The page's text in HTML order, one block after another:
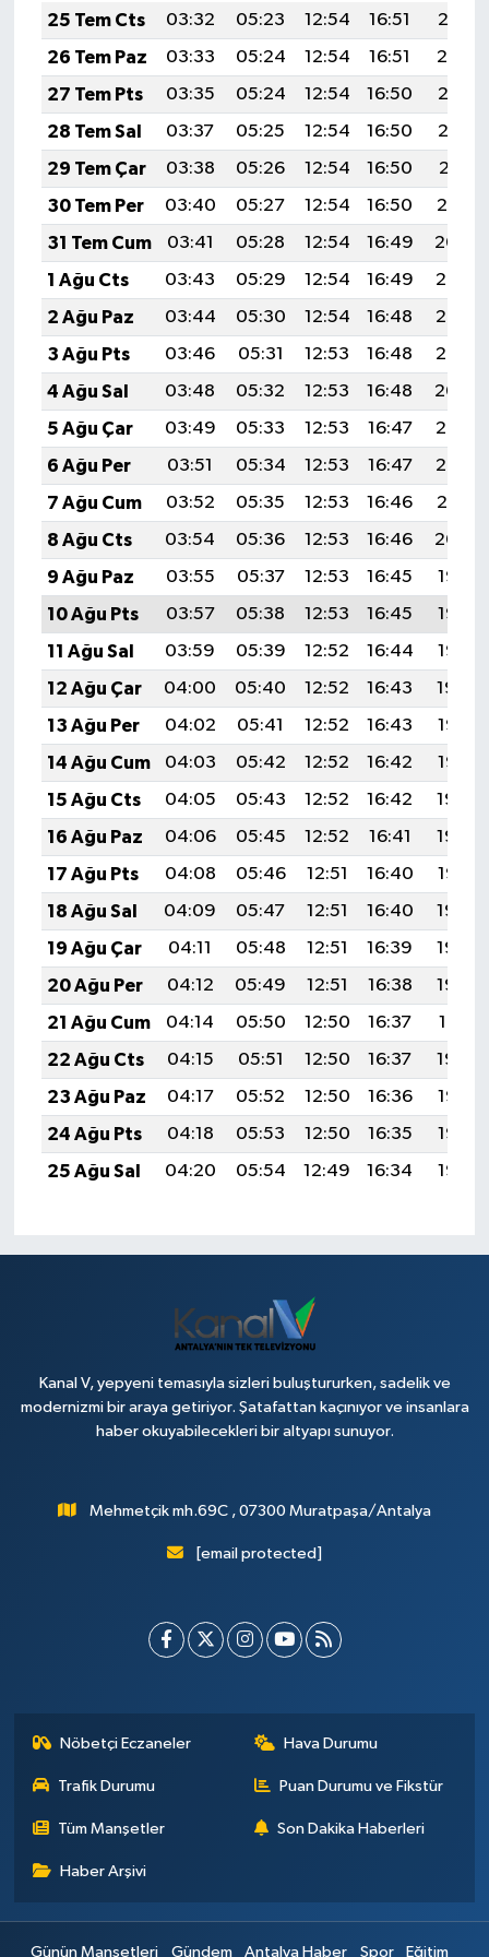
25 Tem Cts
03:32 05:23 12:54 16:51
20:15
26 Tem Paz
03:33 05:24 12:54 16:51
20:14
27 Tem Pts
03:35 05:24 12:54 16:50
20:13
28 Tem Sal
03:37 05:25 12:54 16:50
20:12
29 Tem Çar
03:38 05:26 12:54 16:50
20:11
30 Tem Per
03:40 05:27 12:54 16:50
20:10
31 Tem Cum
03:41 05:28 12:54 16:49
20:09
1 Ağu Cts
03:43 05:29 12:54 16:49
20:08
2 Ağu Paz
03:44 05:30 12:54 16:48
20:07
3 Ağu Pts
03:46 05:31 12:53 16:48
20:06
4 Ağu Sal
03:48 05:32 12:53 16:48
20:04
5 Ağu Çar
03:49 05:33 12:53 16:47
20:03
6 Ağu Per
03:51 05:34 12:53 16:47
20:02
7 Ağu Cum
03:52 05:35 12:53 16:46
20:01
8 Ağu Cts
03:54 05:36 12:53 16:46
20:00
9 Ağu Paz
03:55 05:37 12:53 16:45
19:58
10 Ağu Pts
03:57 05:38 12:53 16:45
19:57
11 Ağu Sal
03:59 05:39 12:52 16:44
19:56
12 Ağu Çar
04:00 05:40 12:52 16:43
19:54
13 Ağu Per
04:02 05:41 12:52 16:43
19:53
14 Ağu Cum
04:03 05:42 12:52 16:42
19:52
15 Ağu Cts
04:05 05:43 12:52 16:42
19:50
16 Ağu Paz
04:06 05:45 12:52 16:41
19:49
17 Ağu Pts
04:08 05:46 12:51 16:40
19:47
18 Ağu Sal
04:09 05:47 12:51 16:40
19:46
19 Ağu Çar
04:11 05:48 12:51 16:39
19:44
20 Ağu Per
04:12 05:49 12:51 16:38
19:43
21 Ağu Cum
04:14 05:50 12:50 16:37
19:41
22 Ağu Cts
04:15 05:51 12:50 16:37
19:40
23 Ağu Paz
04:17 05:52 12:50 16:36
19:38
24 Ağu Pts
04:18 05:53 12:50 16:35
19:37
25 Ağu Sal
04:20 05:54 12:49 16:34 19:35
Kanal V, yepyeni temasıyla sizleri buluştururken, sadelik ve
modernizmi bir araya getiriyor. Şatafattan kaçınıyor ve insanlara
haber okuyabilecekleri bir altyapı sunuyor.
Mehmetçik mh.69C , 07300 Muratpaşa/Antalya
[email protected]
Nöbetçi Eczaneler Hava Durumu
Trafik Durumu Puan Durumu ve Fikstür
Tüm Manşetler Son Dakika Haberleri
Haber Arşivi
Günün Manşetleri Gündem Antalya Haber Spor Eğitim